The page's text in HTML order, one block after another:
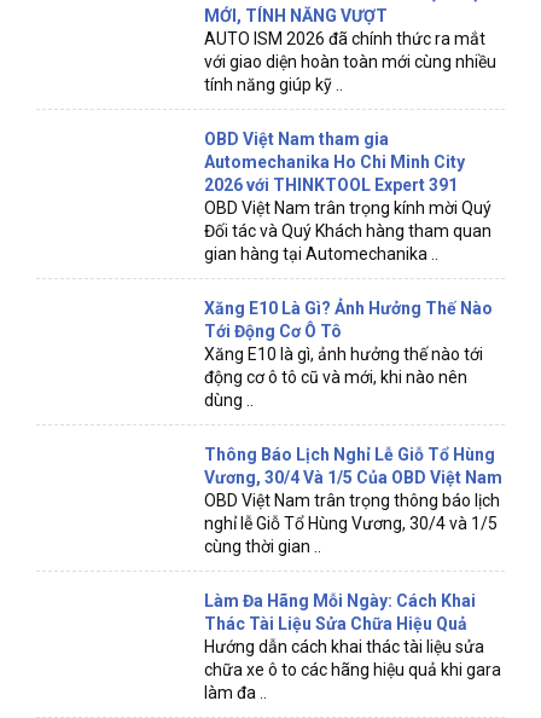
MỚI, TÍNH NĂNG VƯỢT
AUTO ISM 2026 đã chính thức ra mắt
với giao diện hoàn toàn mới cùng nhiều
tính năng giúp kỹ ..
OBD Việt Nam tham gia
Automechanika Ho Chi Minh City
2026 với THINKTOOL Expert 391
OBD Việt Nam trân trọng kính mời Quý
Đối tác và Quý Khách hàng tham quan
gian hàng tại Automechanika ..
Xăng E10 Là Gì? Ảnh Hưởng Thế Nào
Tới Động Cơ Ô Tô
Xăng E10 là gì, ảnh hưởng thế nào tới
động cơ ô tô cũ và mới, khi nào nên
dùng ..
Thông Báo Lịch Nghỉ Lễ Giỗ Tổ Hùng
Vương, 30/4 Và 1/5 Của OBD Việt Nam
OBD Việt Nam trân trọng thông báo lịch
nghỉ lễ Giỗ Tổ Hùng Vương, 30/4 và 1/5
cùng thời gian ..
Làm Đa Hãng Mỗi Ngày: Cách Khai
Thác Tài Liệu Sửa Chữa Hiệu Quả
Hướng dẫn cách khai thác tài liệu sửa
chữa xe ô to các hãng hiệu quả khi gara
làm đa ..